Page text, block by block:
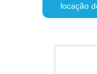
locação